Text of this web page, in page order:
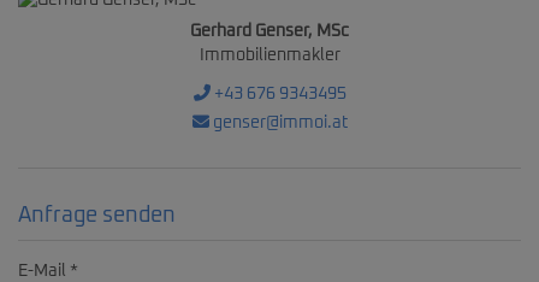
Gerhard Genser, MSc
Immobilienmakler
+43 676 9343495
genser@immoi.at
Anfrage senden
E-Mail